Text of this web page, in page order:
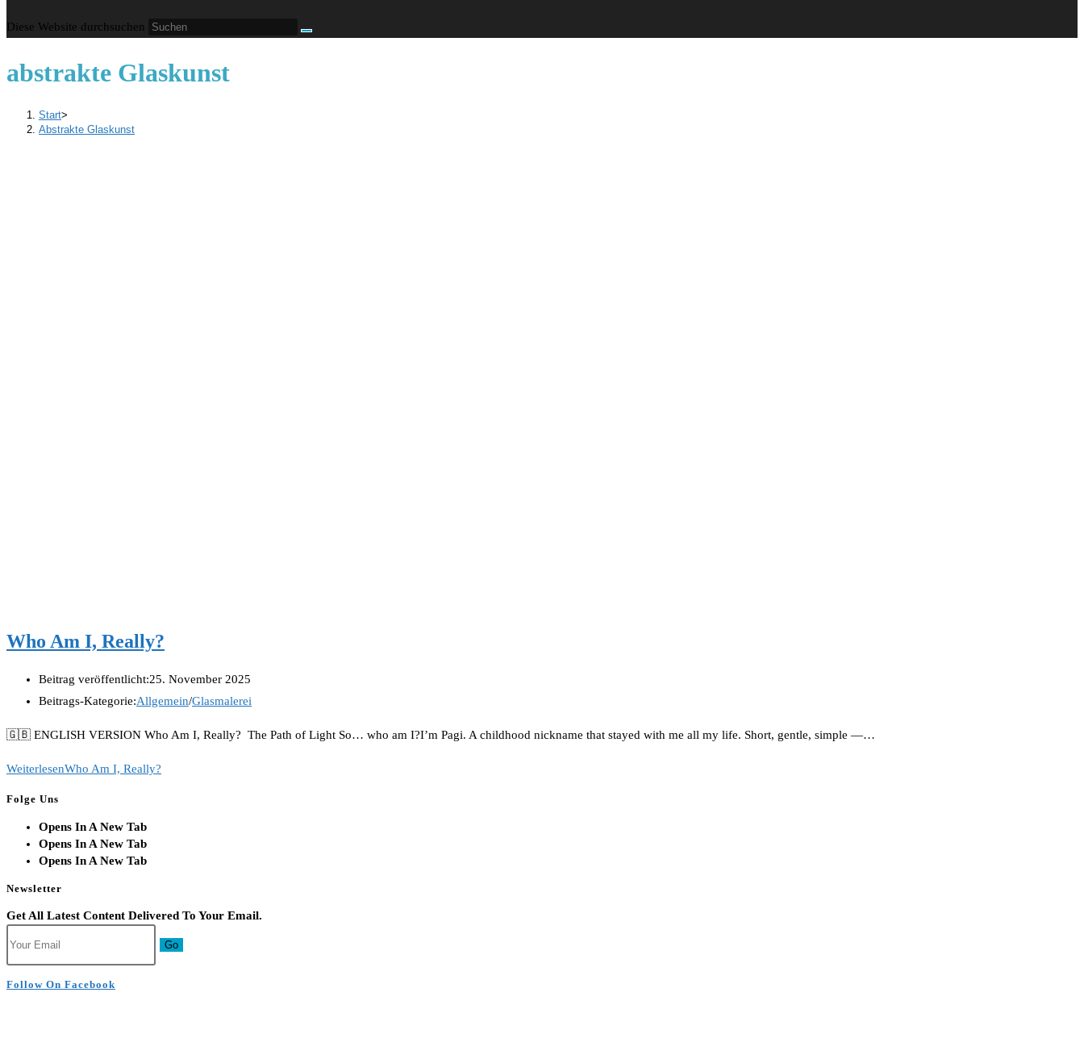
Diese Website durchsuchen
abstrakte Glaskunst
Start>
Abstrakte Glaskunst
Who Am I, Really?
Beitrag veröffentlicht:25. November 2025
Beitrags-Kategorie:Allgemein/Glasmalerei
🇬🇧 ENGLISH VERSION Who Am I, Really? The Path of Light So… who am I?I’m Pagi. A childhood nickname that stayed with me all my life. Short, gentle, simple —…
WeiterlesenWho Am I, Really?
Folge Uns
Opens In A New Tab
Opens In A New Tab
Opens In A New Tab
Newsletter
Get All Latest Content Delivered To Your Email.
Go
Follow On Facebook